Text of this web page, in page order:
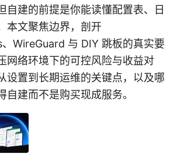
自建的前提是你能读懂配置表、日
本文聚焦边界，剖开
WireGuard 与 DIY 跳板的真实要
网络环境下的可控风险与收益对
设置到长期运维的关键点，以及哪
自建而不是购买现成服务。